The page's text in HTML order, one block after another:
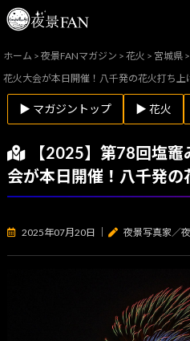
ホーム >夜景FANマガジン >花火 > 宮城県 >
花火大会が本日開催！八千発の花火打ち上
▶ マガジントップ ▶ 花火
【2025】第78回塩
会が本日開催！八千発の
2025年07月20日 夜景写真家／